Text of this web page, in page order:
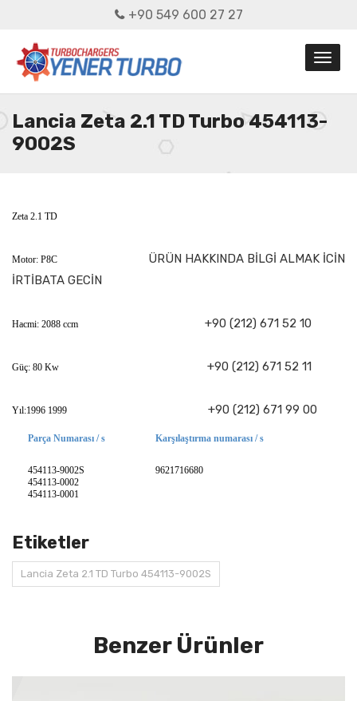
+90 549 600 27 27
Lancia Zeta 2.1 TD Turbo 454113-
9002S
Zeta 2.1 TD
Motor: P8C ÜRÜN HAKKINDA BİLGİ ALMAK İCİN
İRTİBATA GECİN
Hacmi: 2088 ccm +90 (212) 671 52 10
Güç: 80 Kw +90 (212) 671 52 11
Yıl:1996 1999 +90 (212) 671 99 00
Parça Numarası / s
454113-9002S
454113-0002
454113-0001
Karşılaştırma numarası / s
9621716680
Etiketler
Lancia Zeta 2.1 TD Turbo 454113-9002S
Benzer Ürünler